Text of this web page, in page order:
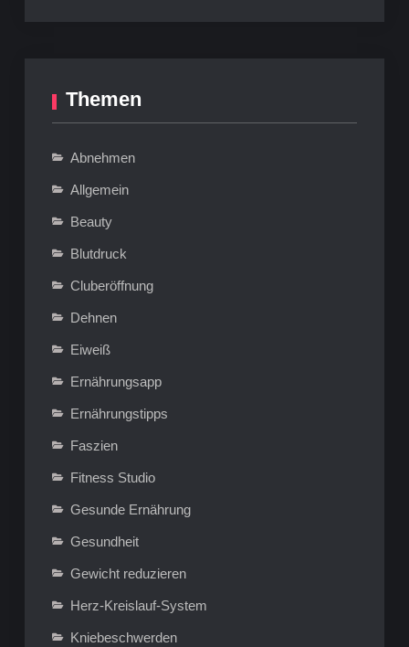
Themen
Abnehmen
Allgemein
Beauty
Blutdruck
Cluberöffnung
Dehnen
Eiweiß
Ernährungsapp
Ernährungstipps
Faszien
Fitness Studio
Gesunde Ernährung
Gesundheit
Gewicht reduzieren
Herz-Kreislauf-System
Kniebeschwerden